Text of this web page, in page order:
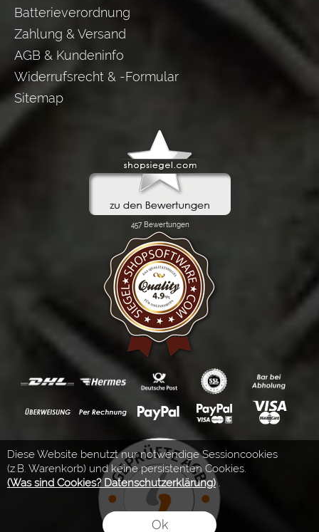
Diese Website benutzt nur notwendige Sessioncookies
(z.B. Warenkorb) und keine persistenten Cookies.
(Was sind Cookies? Datenschutzerklärung).
Ok
Batterieverordnung
Zahlung & Versand
AGB & Kundeninfo
Widerrufsrecht & -Formular
Sitemap